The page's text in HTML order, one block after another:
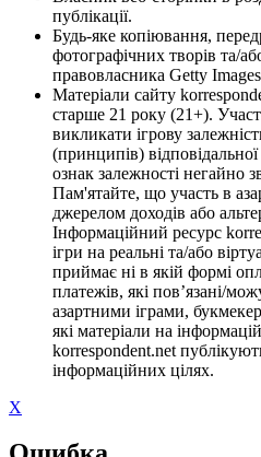
публікації.
Будь-яке копіювання,
фотографічних творів та/
правовласника Getty
Матеріали сайту
старше 21 року (21+).
викликати ігрову
(принципів)
ознак залежності негайно
Пам'ятайте, що участь в
джерелом доходів або
Інформаційний ресурс
ігри на реальні та/або
приймає ні в якій формі
платежів, які пов’язані/
азартними іграми,
які матеріали на
korrespondent.net
інформаційних цілях.
X